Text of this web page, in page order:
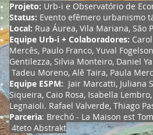
Projeto: Urb-i e Observatório de
Status: Evento efêmero urbanismo
Local: Rua Áurea, Vila Mariana, São
Equipe Urb-i + Colaboradores:
Mercês, Paulo Franco, Yuval
Gentilezza, Silvia Monteiro, Daniel
Tadeu Moreno, Alê Taira, Paula
Equipe ESPM: Jair Marcatti, Juliana
Siqueira, Caio Rosa, Isabella
Legnaioli. Rafael Valverde, Thiago
Parceria: Brechó - La Maison est
4teto Abstrakt